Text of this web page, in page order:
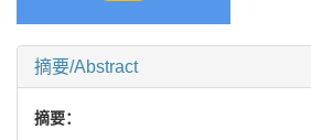
摘要/Abstract
摘要：